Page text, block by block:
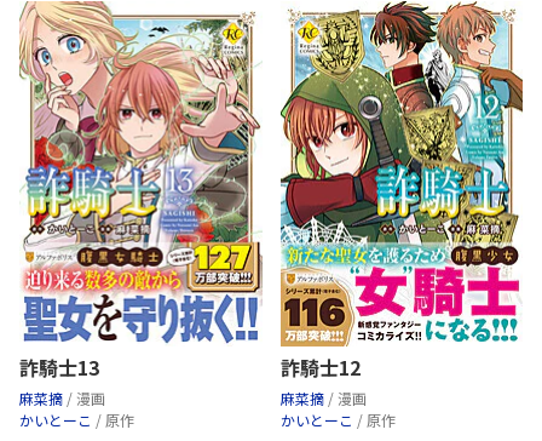
詐騎士13
麻菜摘 / 漫画
かいとーこ / 原作
詐騎士12
麻菜摘 / 漫画
かいとーこ / 原作